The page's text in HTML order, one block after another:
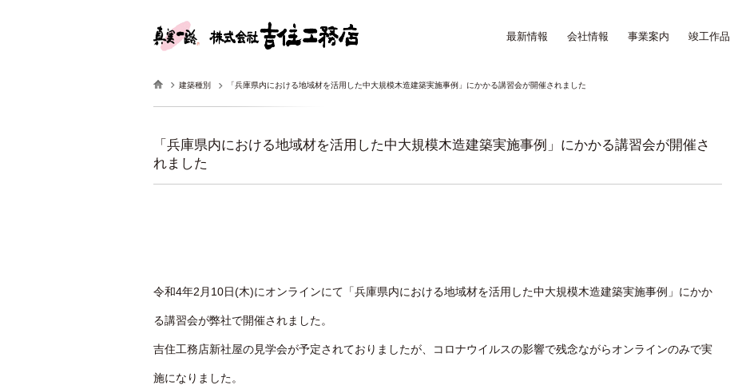
最新情報 会社情報 事業案内 竣工作品
建築種別 「兵庫県内における地域材を活用した中大規模木造建築実施事例」にかかる講習会が開催されました
「兵庫県内における地域材を活用した中大規模木造建築実施事例」にかかる講習会が開催さ
れました
令和4年2月10日(木)にオンラインにて「兵庫県内における地域材を活用した中大規模木造建築実施事例」にかか
る講習会が弊社で開催されました。
吉住工務店新社屋の見学会が予定されておりましたが、コロナウイルスの影響で残念ながらオンラインのみで実
施になりました。